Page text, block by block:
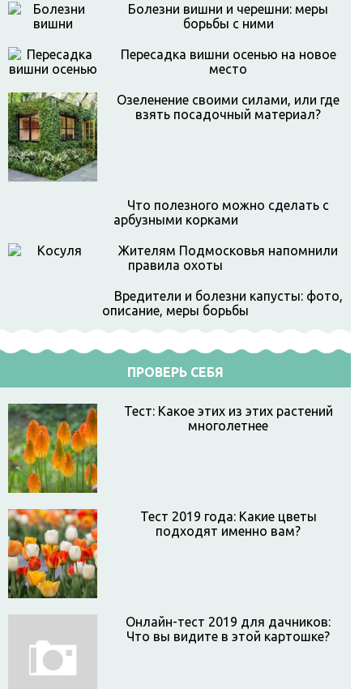
Болезни вишни и черешни: меры
борьбы с ними
Пересадка вишни осенью на новое
место
Озеленение своими силами, или где
взять посадочный материал?
Что полезного можно сделать с
арбузными корками
Жителям Подмосковья напомнили
правила охоты
Вредители и болезни капусты: фото,
описание, меры борьбы
ПРОВЕРЬ СЕБЯ
Тест: Какое этих из этих растений
многолетнее
Тест 2019 года: Какие цветы
подходят именно вам?
Онлайн-тест 2019 для дачников:
Что вы видите в этой картошке?